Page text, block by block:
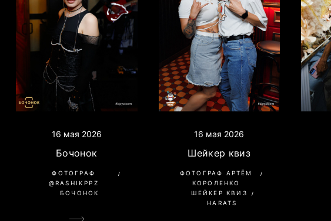
16 мая 2026
Бочонок
ФОТОГРАФ
@RASHIKPPZ
БОЧОНОК
16 мая 2026
Шейкер квиз
ФОТОГРАФ АРТЁМ
КОРОЛЕНКО
ШЕЙКЕР КВИЗ
HARATS